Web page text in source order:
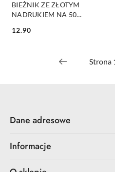
BIEŻNIK ZE ZŁOTYM
NADRUKIEM NA 50
Cena:
12.90
Dane adresowe
Informacje